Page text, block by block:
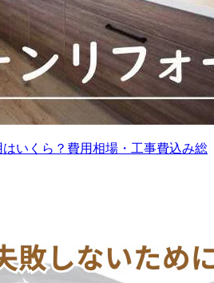
いくら？費用相場・工事費込み総